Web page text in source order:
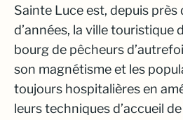
Sainte Luce est, depuis près
d’années, la ville touristique
bourg de pêcheurs
son magnétisme et les
toujours hospitalières en
leurs techniques d’accueil